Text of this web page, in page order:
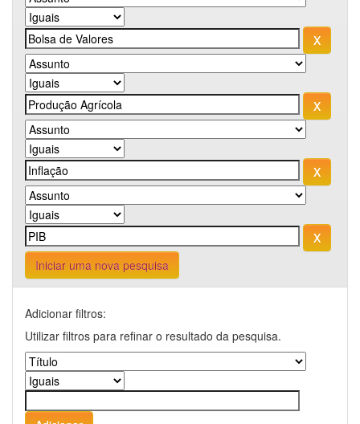
Iniciar uma nova pesquisa
Adicionar filtros:
Utilizar filtros para refinar o resultado da pesquisa.